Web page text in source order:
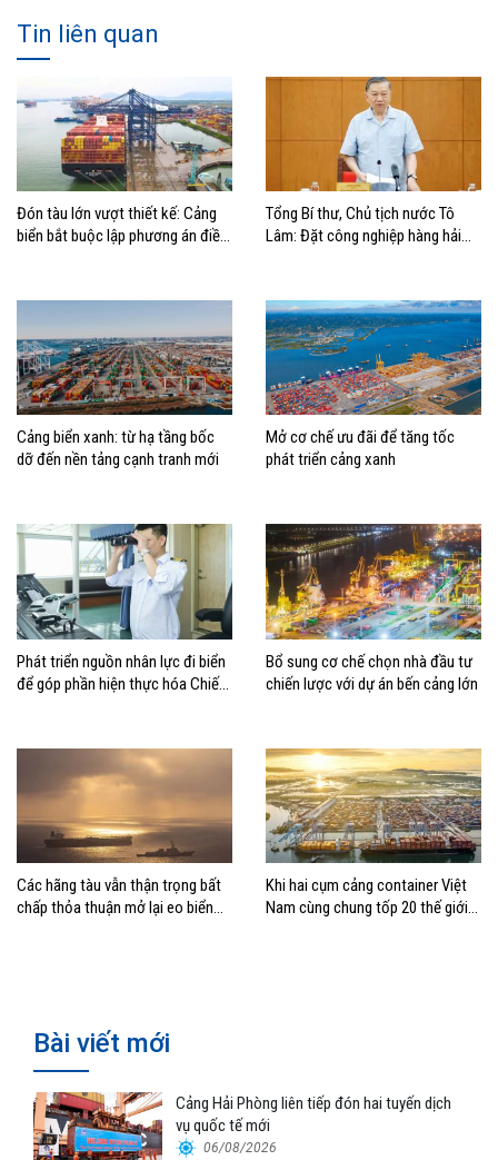
Tin liên quan
Đón tàu lớn vượt thiết kế: Cảng
biển bắt buộc lập phương án điều
Tổng Bí thư, Chủ tịch nước Tô
Lâm: Đặt công nghiệp hàng hải
biển mạnh
Cảng biển xanh: từ hạ tầng bốc
dỡ đến nền tảng cạnh tranh mới
Mở cơ chế ưu đãi để tăng tốc
phát triển cảng xanh
Phát triển nguồn nhân lực đi biển
để góp phần hiện thực hóa Chiến
Bổ sung cơ chế chọn nhà đầu tư
chiến lược với dự án bến cảng lớn
Các hãng tàu vẫn thận trọng bất
chấp thỏa thuận mở lại eo biển
Khi hai cụm cảng container Việt
Nam cùng chung tốp 20 thế giới
Bài viết mới
Cảng Hải Phòng liên tiếp đón hai tuyến dịch
vụ quốc tế mới
06/08/2026